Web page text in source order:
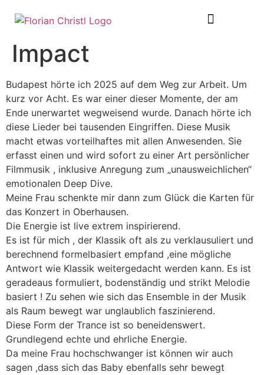
Impact
Budapest hörte ich 2025 auf dem Weg zur Arbeit. Um
kurz vor Acht. Es war einer dieser Momente, der am
Ende unerwartet wegweisend wurde. Danach hörte ich
diese Lieder bei tausenden Eingriffen. Diese Musik
macht etwas vorteilhaftes mit allen Anwesenden. Sie
erfasst einen und wird sofort zu einer Art persönlicher
Filmmusik , inklusive Anregung zum „unausweichlichen“
emotionalen Deep Dive.
Meine Frau schenkte mir dann zum Glück die Karten für
das Konzert in Oberhausen.
Die Energie ist live extrem inspirierend.
Es ist für mich , der Klassik oft als zu verklausuliert und
berechnend formelbasiert empfand ,eine mögliche
Antwort wie Klassik weitergedacht werden kann. Es ist
geradeaus formuliert, bodenständig und strikt Melodie
basiert ! Zu sehen wie sich das Ensemble in der Musik
als Raum bewegt war unglaublich faszinierend.
Diese Form der Trance ist so beneidenswert.
Grundlegend echte und ehrliche Energie.
Da meine Frau hochschwanger ist können wir auch
sagen ,dass sich das Baby ebenfalls sehr bewegt